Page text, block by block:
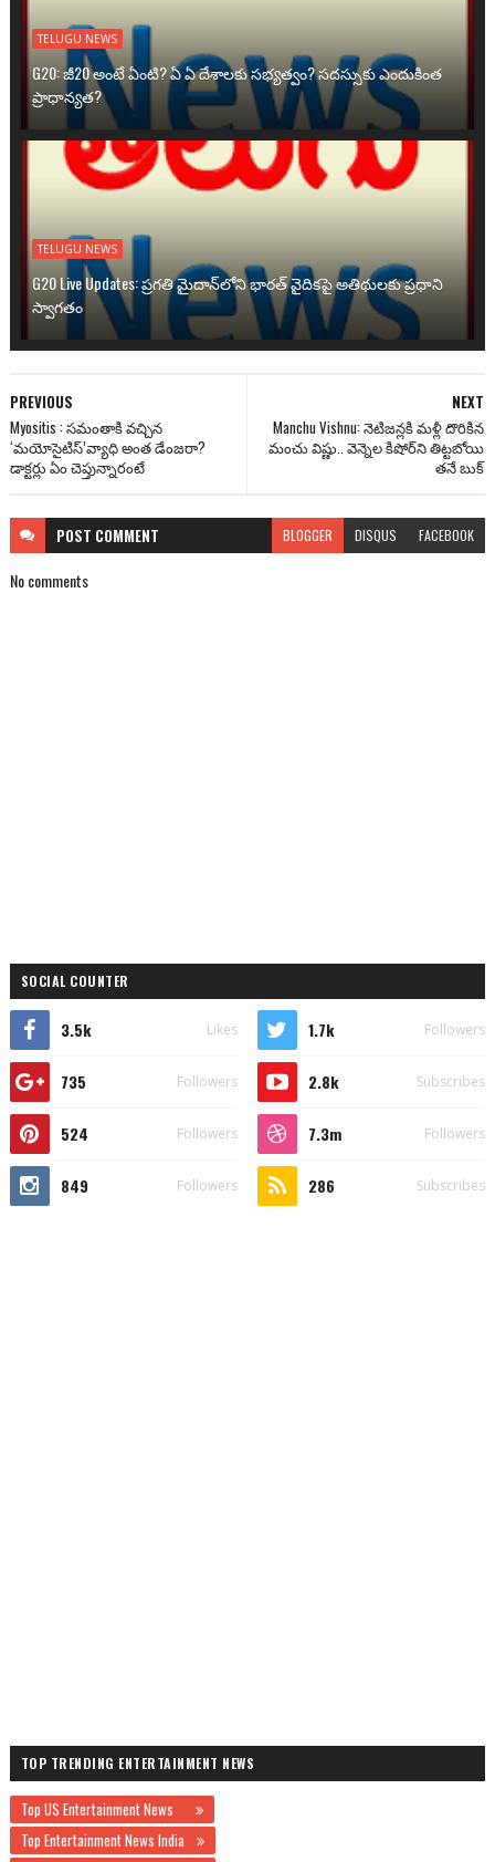
TELUGU NEWS
G20: జీ20 అంటే ఏంటి? ఏ ఏ దేశాలకు సభ్యత్వం? సదస్సుకు ఎందుకింత
ప్రాధాన్యత?
TELUGU NEWS
G20 Live Updates: ప్రగతి మైదాన్‌లోని భారత్ వైదికపై అతిథులకు ప్రధాని
స్వాగతం
NEXT
Manchu Vishnu: నెటిజన్లకి మళ్లీ దొరికిన
మంచు విష్ణు.. వెన్నెల కిషోర్‌ని తిట్టబోయి
తనే బుక్
PREVIOUS
Myositis : సమంతాకి వచ్చిన
‘మయోసైటిస్‌’వ్యాధి అంత డేంజరా?
డాక్టర్లు ఏం చెప్తున్నారంటే
POST COMMENT BLOGGER DISQUS FACEBOOK
No comments
SOCIAL COUNTER
3.5k Likes 1.7k Followers
735 Followers 2.8k Subscribes
524 Followers 7.3m Followers
849 Followers 286 Subscribes
TOP TRENDING ENTERTAINMENT NEWS
Top US Entertainment News
Top Entertainment News India